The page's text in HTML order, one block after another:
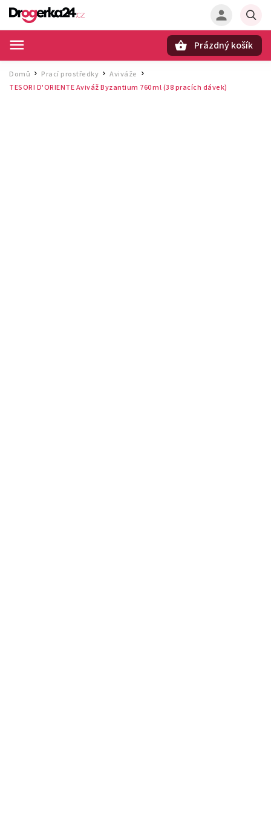
Prázdný košík
Domů / Prací prostředky / Aviváže
TESORI D'ORIENTE Aviváž Byzantium 760 ml (38 pracích dávek)